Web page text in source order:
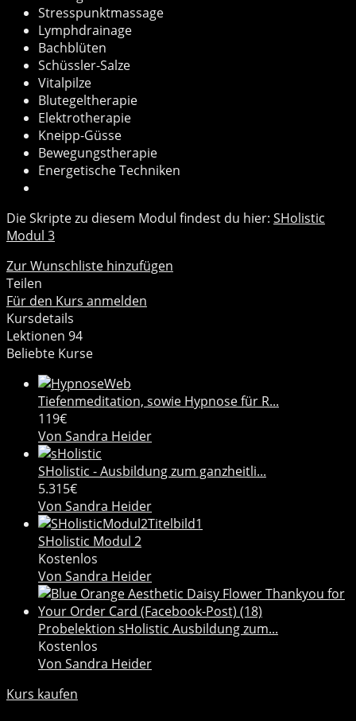
Stresspunktmassage
Lymphdrainage
Bachblüten
Schüssler-Salze
Vitalpilze
Blutegeltherapie
Elektrotherapie
Kneipp-Güsse
Bewegungstherapie
Energetische Techniken
Die Skripte zu diesem Modul findest du hier: SHolistic
Modul 3
Zur Wunschliste hinzufügen
Teilen
Für den Kurs anmelden
Kursdetails
Lektionen 94
Beliebte Kurse
Tiefenmeditation, sowie Hypnose für R...
119€
Von Sandra Heider
SHolistic - Ausbildung zum ganzheitli...
5.315€
Von Sandra Heider
SHolistic Modul 2
Kostenlos
Von Sandra Heider
Probelektion sHolistic Ausbildung zum...
Kostenlos
Von Sandra Heider
Kurs kaufen